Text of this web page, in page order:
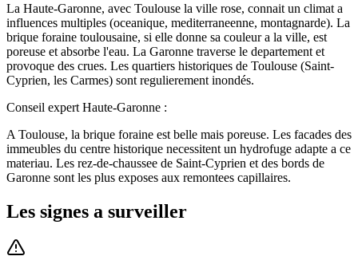
La Haute-Garonne, avec Toulouse la ville rose, connait un climat a
influences multiples (oceanique, mediterraneenne, montagnarde). La
brique foraine toulousaine, si elle donne sa couleur a la ville, est
poreuse et absorbe l'eau. La Garonne traverse le departement et
provoque des crues. Les quartiers historiques de Toulouse (Saint-
Cyprien, les Carmes) sont regulierement inondés.
Conseil expert Haute-Garonne :
A Toulouse, la brique foraine est belle mais poreuse. Les facades des
immeubles du centre historique necessitent un hydrofuge adapte a ce
materiau. Les rez-de-chaussee de Saint-Cyprien et des bords de
Garonne sont les plus exposes aux remontees capillaires.
Les signes a surveiller